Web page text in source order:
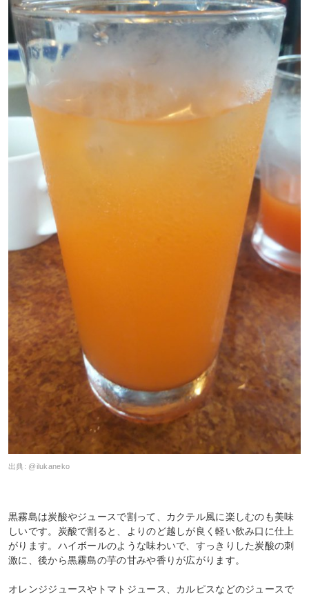
出典: @ilukaneko
黒霧島は炭酸やジュースで割って、カクテル風に楽しむのも美味
しいです。炭酸で割ると、よりのど越しが良く軽い飲み口に仕上
がります。ハイボールのような味わいで、すっきりした炭酸の刺
激に、後から黒霧島の芋の甘みや香りが広がります。
オレンジジュースやトマトジュース、カルピスなどのジュースで